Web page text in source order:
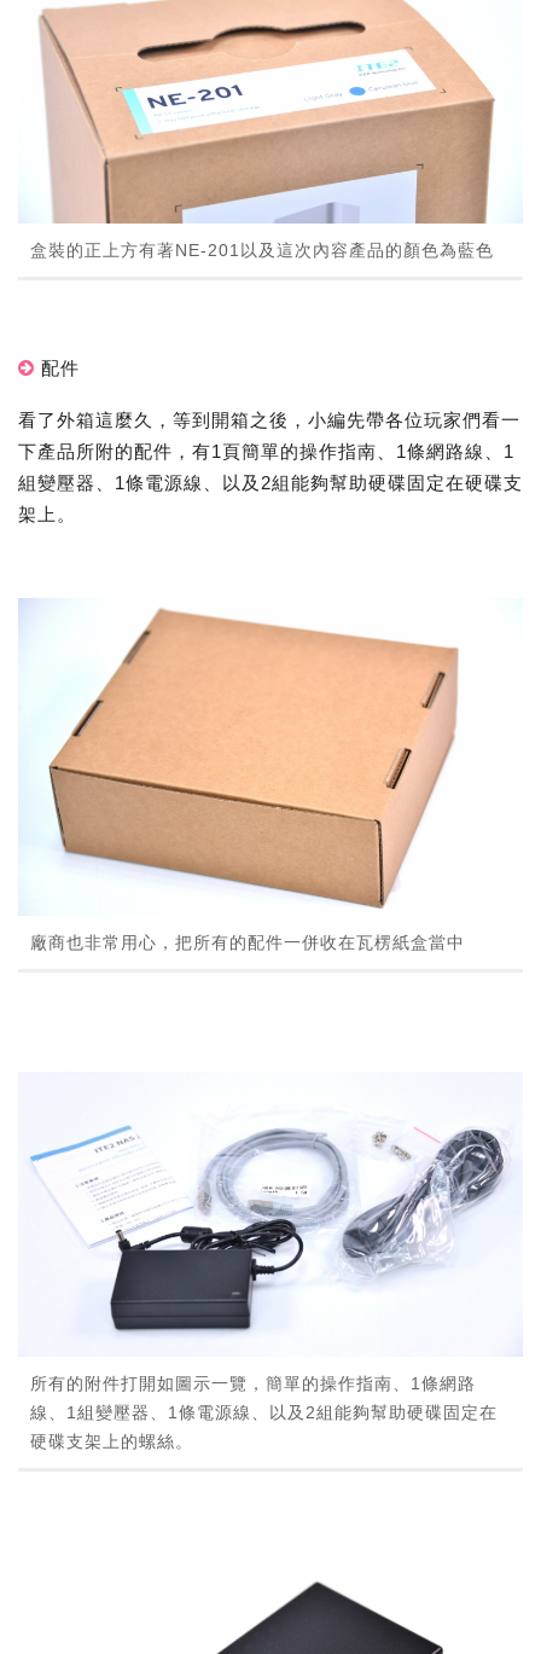
盒裝的正上方有著NE-201以及這次內容產品的顏色為藍色
配件
看了外箱這麼久，等到開箱之後，小編先帶各位玩家們看一
下產品所附的配件，有1頁簡單的操作指南、1條網路線、1
組變壓器、1條電源線、以及2組能夠幫助硬碟固定在硬碟支
架上。
廠商也非常用心，把所有的配件一併收在瓦楞紙盒當中
所有的附件打開如圖示一覽，簡單的操作指南、1條網路
線、1組變壓器、1條電源線、以及2組能夠幫助硬碟固定在
硬碟支架上的螺絲。